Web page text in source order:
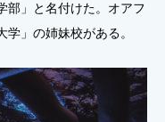
部」と名付けた。オアフ
」の姉妹校がある。